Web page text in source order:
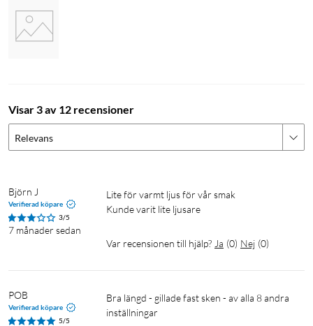
Visar 3 av 12 recensioner
Relevans
Björn J
Verifierad köpare
3/5
7 månader sedan
Lite för varmt ljus för vår smak
Kunde varit lite ljusare
Var recensionen till hjälp? Ja (0) Nej (0)
POB
Verifierad köpare
5/5
Bra längd - gillade fast sken - av alla 8 andra
inställningar